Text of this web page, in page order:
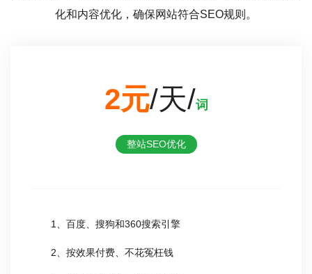
化和内容优化，确保网站符合SEO规则。
2元/天/词
整站SEO优化
1、百度、搜狗和360搜索引擎
2、按效果付费、不花冤枉钱